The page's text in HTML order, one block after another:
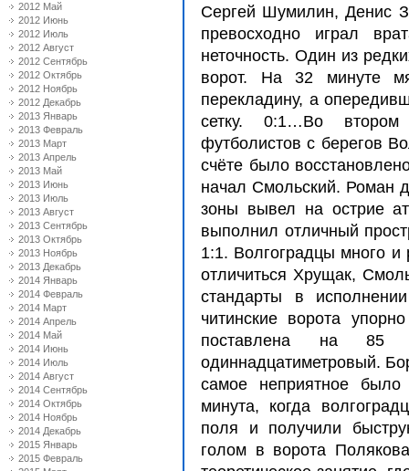
2012 Май
2012 Июнь
2012 Июль
2012 Август
2012 Сентябрь
2012 Октябрь
2012 Ноябрь
2012 Декабрь
2013 Январь
2013 Февраль
2013 Март
2013 Апрель
2013 Май
2013 Июнь
2013 Июль
2013 Август
2013 Сентябрь
2013 Октябрь
2013 Ноябрь
2013 Декабрь
2014 Январь
2014 Февраль
2014 Март
2014 Апрель
2014 Май
2014 Июнь
2014 Июль
2014 Август
2014 Сентябрь
2014 Октябрь
2014 Ноябрь
2014 Декабрь
2015 Январь
2015 Февраль
Сергей Шумилин, Денис
превосходно играл
неточность. Один из
ворот. На 32 минуте
перекладину, а
сетку. 0:1…Во втором
футболистов с берегов
счёте было восс
начал Смольский. Роман
зоны вывел на острие
выполнил отличный прос
1:1. Волгоградцы много и
отличиться Хрущак, С
стандарты в ис
читинские ворота
поставлена на 85
одиннадцатиметровый.
самое неприятное
минута, когда
поля и получили быс
голом в ворота